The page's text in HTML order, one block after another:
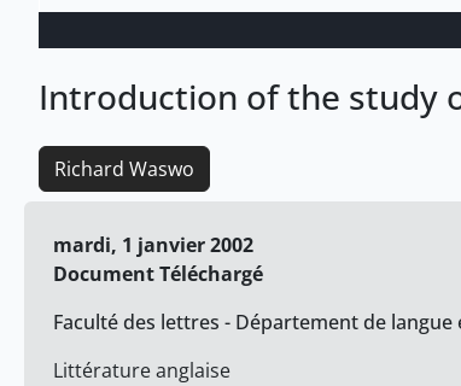
Introduction of the study
Richard Waswo
mardi, 1 janvier 2002
Document Téléchargé
Faculté des lettres - Département de
Littérature anglaise